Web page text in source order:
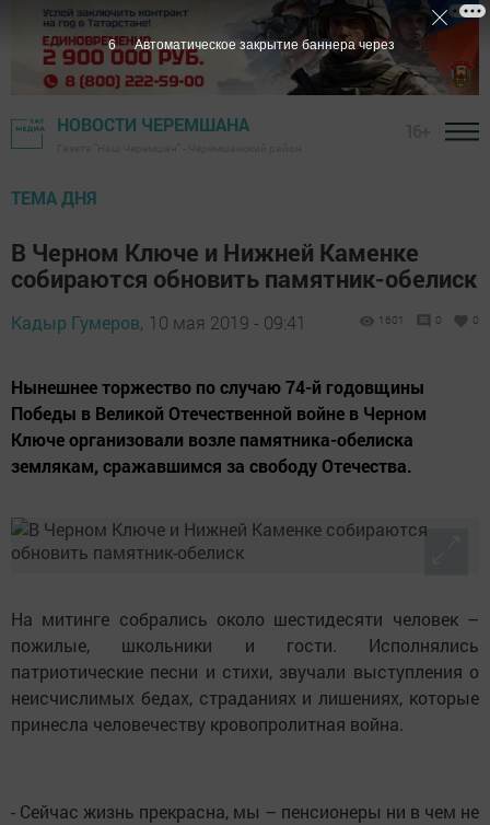
НОВОСТИ ЧЕРЕМШАНА
ТЕМА ДНЯ
В Черном Ключе и Нижней Каменке
собираются обновить памятник-обелиск
Кадыр Гумеров, 10 мая 2019 - 09:41 1601 0 0
Нынешнее торжество по случаю 74-й годовщины
Победы в Великой Отечественной войне в Черном
Ключе организовали возле памятника-обелиска
землякам, сражавшимся за свободу Отечества.
На митинге собрались около шестидесяти человек –
пожилые, школьники и гости. Исполнялись
патриотические песни и стихи, звучали выступления о
неисчислимых бедах, страданиях и лишениях, которые
принесла человечеству кровопролитная война.
- Сейчас жизнь прекрасна, мы – пенсионеры ни в чем не
4 Автоматическое закрытие баннера через